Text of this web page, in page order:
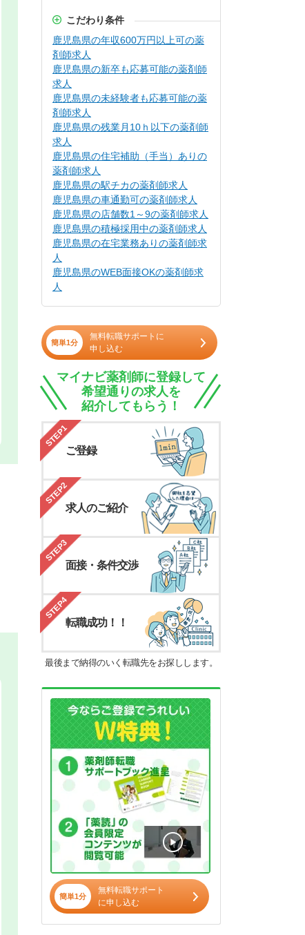
こだわり条件
鹿児島県の年収600万円以上可の薬
剤師求人
鹿児島県の新卒も応募可能の薬剤師
求人
鹿児島県の未経験者も応募可能の薬
剤師求人
鹿児島県の残業月10ｈ以下の薬剤師
求人
鹿児島県の住宅補助（手当）ありの
薬剤師求人
鹿児島県の駅チカの薬剤師求人
鹿児島県の車通勤可の薬剤師求人
鹿児島県の店舗数1～9の薬剤師求人
鹿児島県の積極採用中の薬剤師求人
鹿児島県の在宅業務ありの薬剤師求
人
鹿児島県のWEB面接OKの薬剤師求
人
簡単1分
無料転職サポートに
申し込む
マイナビ薬剤師に登録して
希望通りの求人を
紹介してもらう！
STEP1
ご登録
STEP2
求人のご紹介
STEP3
面接・条件交渉
STEP4
転職成功！！
最後まで納得のいく転職先をお探しします。
簡単1分
無料転職サポート
に申し込む